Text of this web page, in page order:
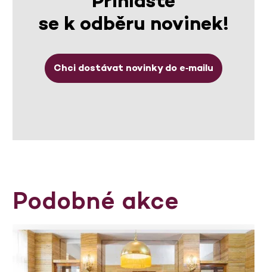
se k odběru novinek!
Chci dostávat novinky do e‑mailu
Podobné akce